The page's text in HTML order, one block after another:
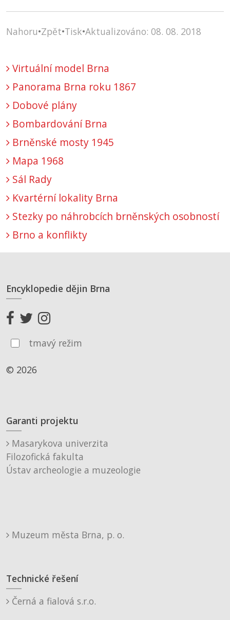
Nahoru•Zpět•Tisk•Aktualizováno: 08. 08. 2018
Virtuální model Brna
Panorama Brna roku 1867
Dobové plány
Bombardování Brna
Brněnské mosty 1945
Mapa 1968
Sál Rady
Kvartérní lokality Brna
Stezky po náhrobcích brněnských osobností
Brno a konflikty
Encyklopedie dějin Brna
tmavý režim
© 2026
Garanti projektu
Masarykova univerzita
Filozofická fakulta
Ústav archeologie a muzeologie
Muzeum města Brna, p. o.
Technické řešení
Černá a fialová s.r.o.